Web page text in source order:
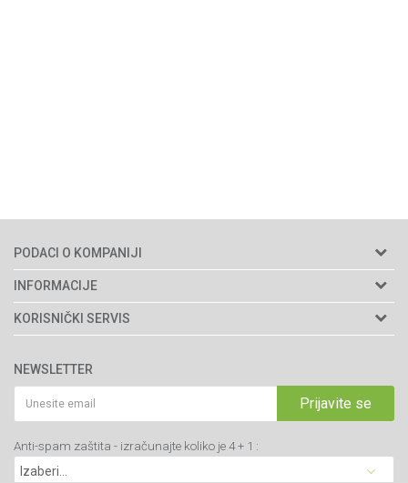
PODACI O KOMPANIJI
Agromarket doo
Adresa: Kraljevačkog bataljona 235/2
34000 Kragujevac, Srbija
webshop@agromarket.rs
PIB: 102135221
Matični broj: 07593252
INFORMACIJE
O nama
Prodavnice
Brendovi
Katalozi
Blog
Najčešća pitanja
KORISNIČKI SERVIS
Politika privatnosti
Kako kupiti
Isporuka
Click & Collect
Načini plaćanja
NEWSLETTER
Prijavite se
Anti-spam zaštita - izračunajte koliko je 4 + 1 :